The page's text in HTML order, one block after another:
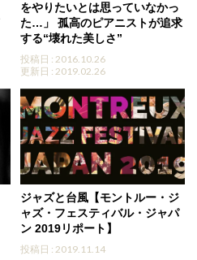
をやりたいとは思っていなかっ
た…」 孤高のピアニストが追求
する“壊れた美しさ”
投稿日 : 2016.10.26
更新日 : 2019.02.26
ジャズと台風【モントルー・ジ
ャズ・フェスティバル・ジャパ
ン 2019リポート】
投稿日 : 2019.11.14